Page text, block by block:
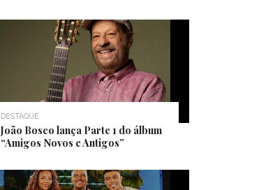
DESTAQUE
João Bosco lança Parte 1 do álbum
“Amigos Novos e Antigos”